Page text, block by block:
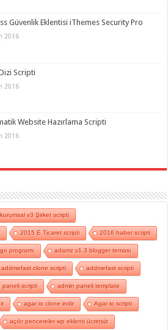
Güvenlik Eklentisi iThemes Security Pro
2016
Scripti
2016
Website Hazırlama Scripti
2016
v3 Şirket scripti
2015 E Ticaret scripti 2016 haber scripti
programı adamz v1.3 blogger teması
addmefast clone scripti addmefast scripti
paneli scripti admin paneli template
agar io clone indir Agar io scripti
açılır pencereler wp eklenti ücretsiz